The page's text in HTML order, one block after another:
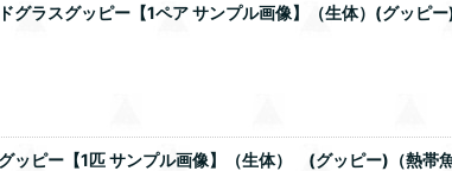
ラスグッピー【1ペア サンプル画像】（生体）(グッピー
ッピー【1匹 サンプル画像】（生体） (グッピー)（熱帯魚